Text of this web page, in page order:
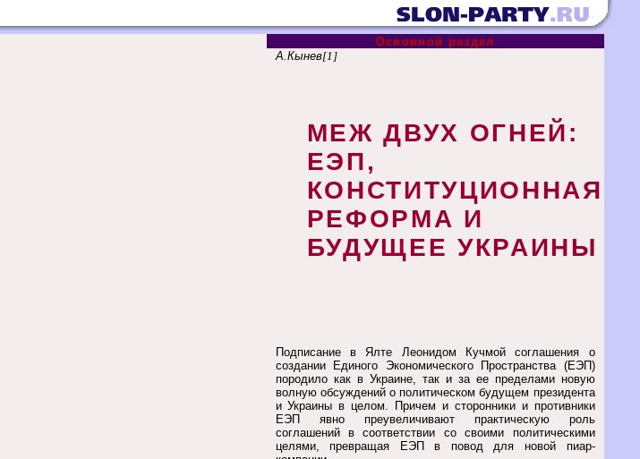
Основной раздел
А.Кынев[1]
МЕЖ ДВУХ ОГНЕЙ:
ЕЭП,
КОНСТИТУЦИОННАЯ
РЕФОРМА И
БУДУЩЕЕ УКРАИНЫ
Подписание в Ялте Леонидом Кучмой соглашения о
создании Единого Экономического Пространства (ЕЭП)
породило как в Украине, так и за ее пределами новую
волную обсуждений о политическом будущем президента
и Украины в целом. Причем и сторонники и противники
ЕЭП явно преувеличивают практическую роль
соглашений в соответствии со своими политическими
целями, превращая ЕЭП в повод для новой пиар-